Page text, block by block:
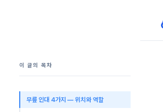
이 글의 목차
무릎 인대 4가지 — 위치와 역할